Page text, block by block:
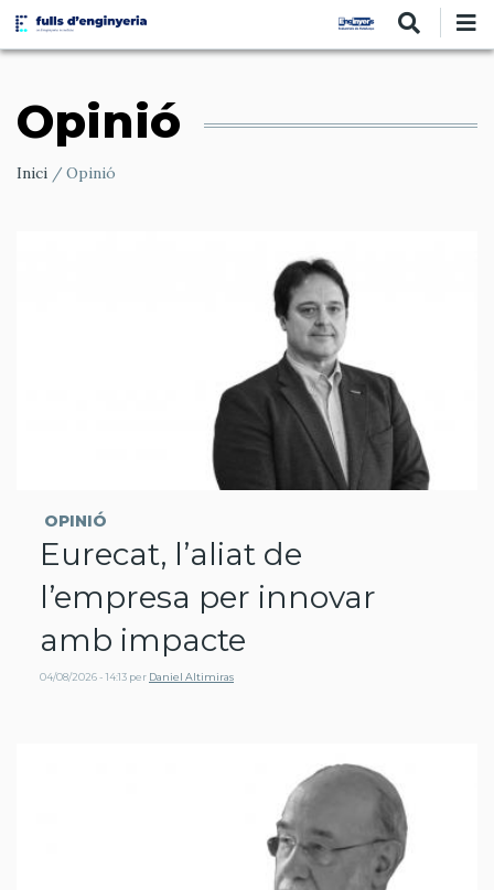
Vés
contingut
Opinió
Ruta
Inici Opinió
OPINIÓ
Eurecat, l’aliat de
l’empresa per innovar
amb impacte
04/08/2026 - 14:13 per Daniel Altimiras